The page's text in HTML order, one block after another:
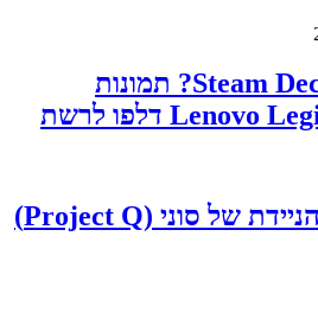
מתחרה נוספת ל-Steam Deck? תמונות
הדלפה: הקונסולה הניידת של סוני (Project Q)